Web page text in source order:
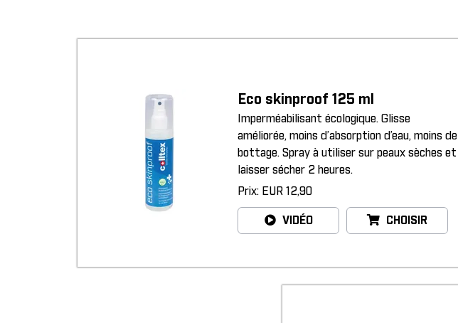
Eco skinproof 125 ml
Imperméabilisant écologique. Glisse
améliorée, moins d’absorption d’eau, moins de
bottage. Spray à utiliser sur peaux sèches et
laisser sécher 2 heures.
Prix: EUR 12,90
VIDÉO CHOISIR